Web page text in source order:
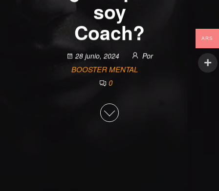
soy
Coach?
28 junio, 2024 Por
BOOSTER MENTAL
0
ARS